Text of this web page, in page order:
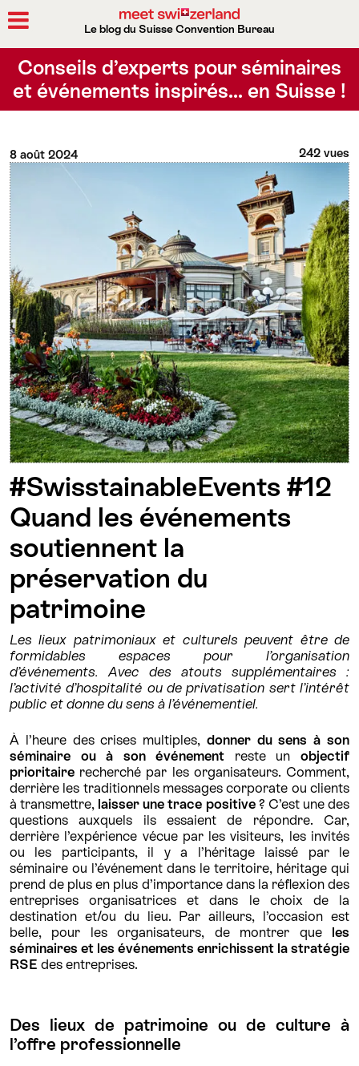
Le blog du Suisse Convention Bureau
Conseils d’experts pour séminaires
et événements inspirés… en Suisse !
8 août 2024 242 vues
#SwisstainableEvents #12
Quand les événements
soutiennent la
préservation du
patrimoine
Les lieux patrimoniaux et culturels peuvent être de
formidables espaces pour l’organisation
d’événements. Avec des atouts supplémentaires :
l’activité d’hospitalité ou de privatisation sert l’intérêt
public et donne du sens à l’événementiel.
À l’heure des crises multiples, donner du sens à son
séminaire ou à son événement reste unobjectif
prioritaire recherché par les organisateurs. Comment,
derrière les traditionnels messages corporate ou clients
à transmettre, laisser une trace positive? C’est une des
questions auxquels ils essaient de répondre. Car,
derrière l’expérience vécue par les visiteurs, les invités
ou les participants, il y a l’héritage laissé par le
séminaire ou l’événement dans le territoire, héritage qui
prend de plus en plus d’importance dans la réflexion des
entreprises organisatrices et dans le choix de la
destination et/ou du lieu. Par ailleurs, l’occasion est
belle, pour les organisateurs, de montrer que les
séminaires et les événements enrichissent la stratégie
RSE des entreprises.
Des lieux de patrimoine ou de culture à
l’offre professionnelle